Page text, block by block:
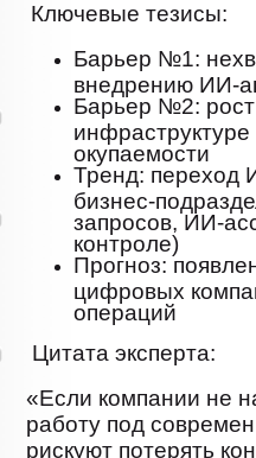
Ключевые тезисы:
Барьер №1:
внедрению ИИ-
Барьер №2:
окупаемости
Тренд: переход
бизнес-
запросов, ИИ-
контроле)
Прогноз:
цифровых
операций
Цитата эксперта:
«Если компании не
работу под
рискуют потерять